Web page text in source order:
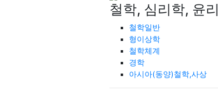
철학, 심리학, 윤
철학일반
형이상학
철학체계
경학
아시아(동양)철학,사상